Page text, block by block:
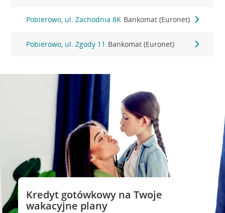
Pobierowo, ul. Zachodnia 8K Bankomat (Euronet)
Pobierowo, ul. Zgody 11 Bankomat (Euronet)
Kredyt gotówkowy na Twoje
wakacyjne plany